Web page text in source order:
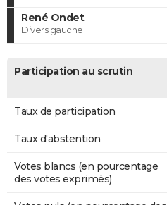
René Ondet
Divers gauche
Participation au scrutin
Taux de participation
Taux d'abstention
Votes blancs (en pourcentage
des votes exprimés)